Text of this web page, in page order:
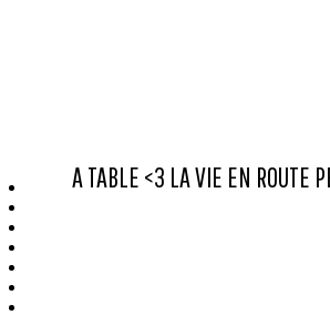
A TABLE <3 LA VIE EN ROUTE